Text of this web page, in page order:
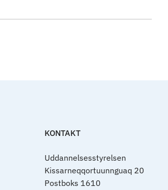
KONTAKT
Uddannelsesstyrelsen
Kissarneqqortuunnguaq 20
Postboks 1610